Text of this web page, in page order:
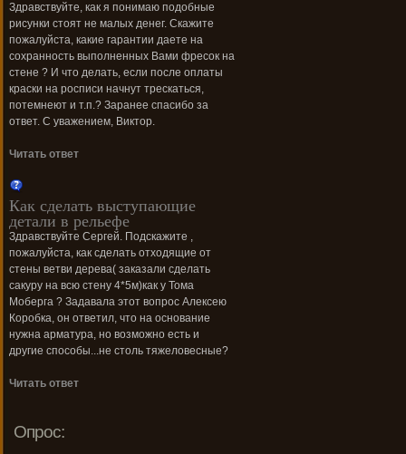
Здравствуйте, как я понимаю подобные
рисунки стоят не малых денег. Скажите
пожалуйста, какие гарантии даете на
сохранность выполненных Вами фресок на
стене ? И что делать, если после оплаты
краски на росписи начнут трескаться,
потемнеют и т.п.? Заранее спасибо за
ответ. С уважением, Виктор.
Читать ответ
Как сделать выступающие
детали в рельефе
Здравствуйте Сергей. Подскажите ,
пожалуйста, как сделать отходящие от
стены ветви дерева( заказали сделать
сакуру на всю стену 4*5м)как у Тома
Моберга ? Задавала этот вопрос Алексею
Коробка, он ответил, что на основание
нужна арматура, но возможно есть и
другие способы...не столь тяжеловесные?
Читать ответ
Опрос: